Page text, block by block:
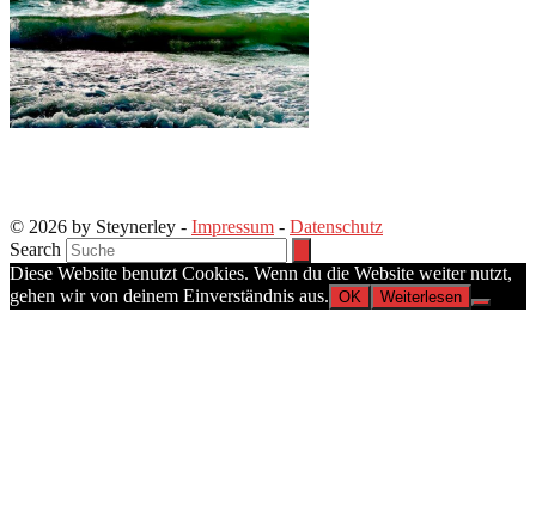
© 2026 by Steynerley - Impressum - Datenschutz
Search
Diese Website benutzt Cookies. Wenn du die Website weiter nutzt,
gehen wir von deinem Einverständnis aus. OK Weiterlesen